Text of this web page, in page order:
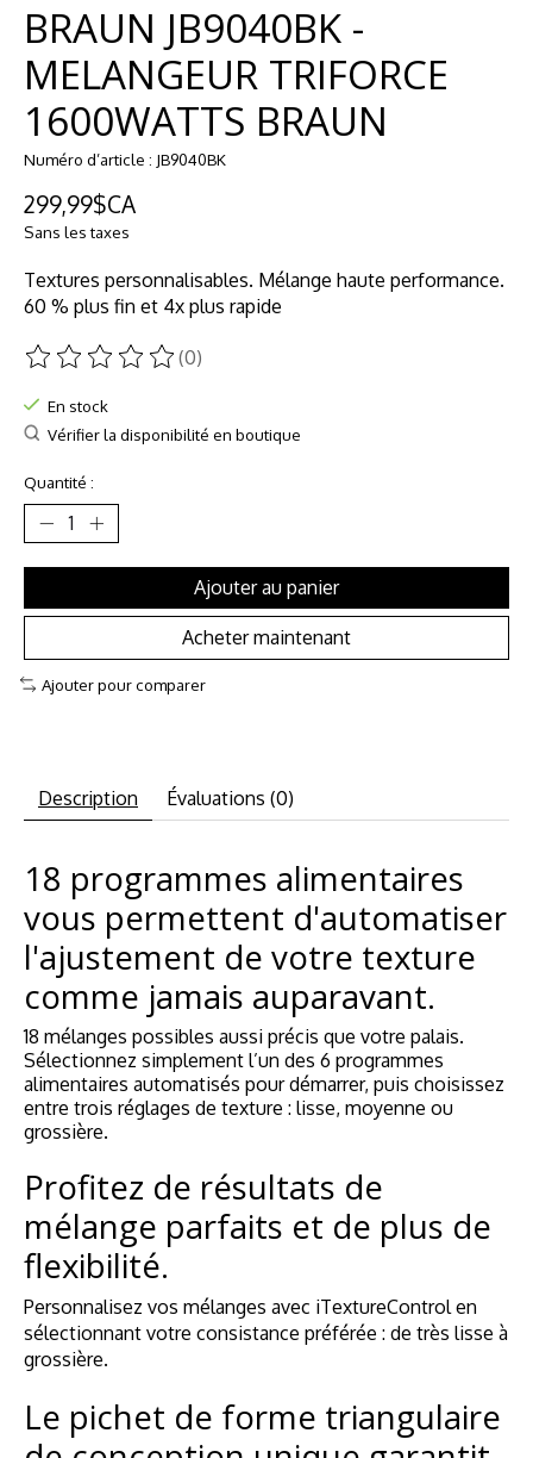
BRAUN JB9040BK -
MELANGEUR TRIFORCE
1600WATTS BRAUN
Numéro d’article : JB9040BK
299,99$CA
Sans les taxes
Textures personnalisables. Mélange haute performance.
60 % plus fin et 4x plus rapide
Ce produit est évalué à
(0)
En stock
Vérifier la disponibilité en boutique
Quantité :
Ajouter au panier
Acheter maintenant
Ajouter pour comparer
Description Évaluations (0)
18 programmes alimentaires
vous permettent d'automatiser
l'ajustement de votre texture
comme jamais auparavant.
18 mélanges possibles aussi précis que votre palais.
Sélectionnez simplement l’un des 6 programmes
alimentaires automatisés pour démarrer, puis choisissez
entre trois réglages de texture : lisse, moyenne ou
grossière.
Profitez de résultats de
mélange parfaits et de plus de
flexibilité.
Personnalisez vos mélanges avec iTextureControlen
sélectionnant votre consistance préférée : de très lisse à
grossière.
Le pichet de forme triangulaire